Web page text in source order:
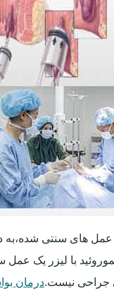
عمل های سنتی شده،به
با لیزر یک
جراحی نیست.درمان